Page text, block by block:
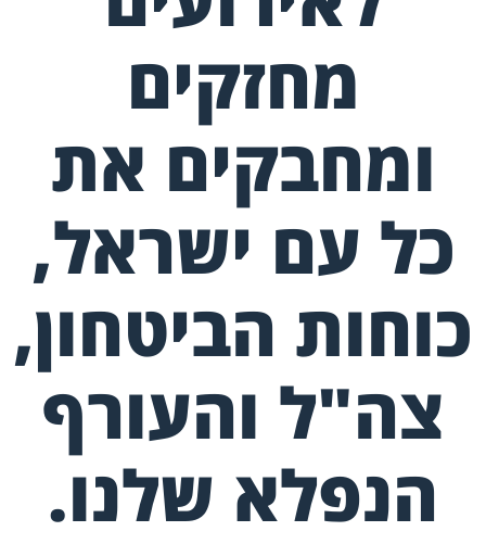
מחזקים
ומחבקים את
כל עם ישראל,
כוחות הביטחון,
צה"ל והעורף
הנפלא שלנו.